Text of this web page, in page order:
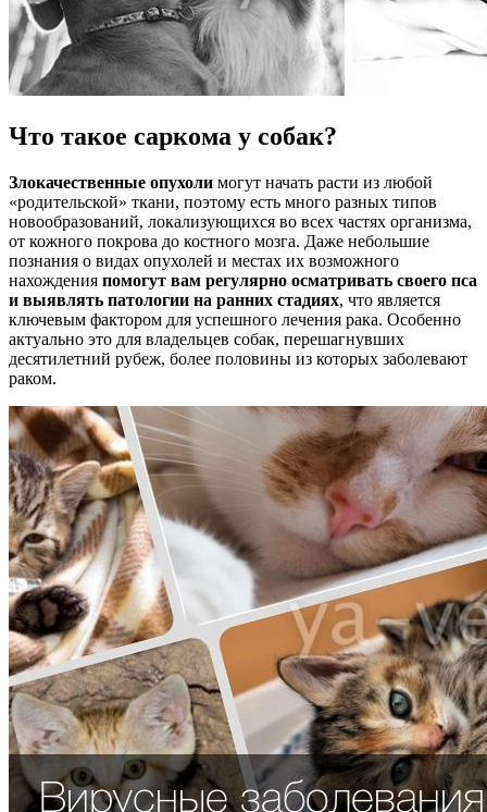
Что такое саркома у собак?
Злокачественные опухоли могут начать расти из любой
«родительской» ткани, поэтому есть много разных типов
новообразований, локализующихся во всех частях организма,
от кожного покрова до костного мозга. Даже небольшие
познания о видах опухолей и местах их возможного
нахождения помогут вам регулярно осматривать своего пса
и выявлять патологии на ранних стадиях, что является
ключевым фактором для успешного лечения рака. Особенно
актуально это для владельцев собак, перешагнувших
десятилетний рубеж, более половины из которых заболевают
раком.